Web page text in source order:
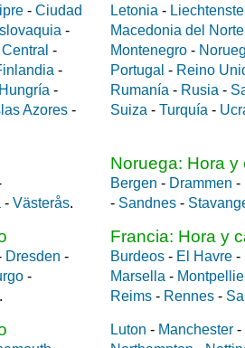
- Ciudad
-
-
-
Hungría -
Azores -
Letonia -
Macedonia del Norte
Montenegro -
Portugal - Reino
Rumanía - Rusia -
Suiza - Turquía -
- Västerås.
Noruega: Hora y
Bergen - Drammen -
- Sandnes -
Dresden -
-
.
Francia: Hora y
Burdeos - El Havre -
Marsella -
Reims - Rennes -
Luton - Manchester -